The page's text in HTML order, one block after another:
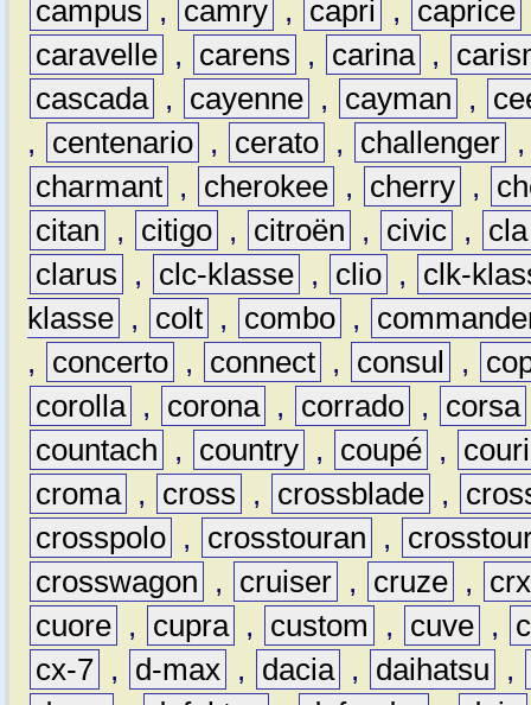
campus
, camry , capri , caprice
caravelle , carens , carina ,
cascada , cayenne , cayman ,
,
centenario , cerato , challenger
charmant , cherokee , cherry ,
citan
, citigo , citroën , civic ,
cla
clarus
, clc-klasse , clio ,
clk-
klasse , colt , combo ,
,
concerto , connect , consul ,
corolla , corona , corrado , corsa
countach
, country , coupé ,
croma , cross , crossblade ,
crosspolo , crosstouran ,
crosswagon
, cruiser , cruze ,
crx
cuore , cupra , custom , cuve ,
cx-7 , d-max , dacia , daihatsu
,